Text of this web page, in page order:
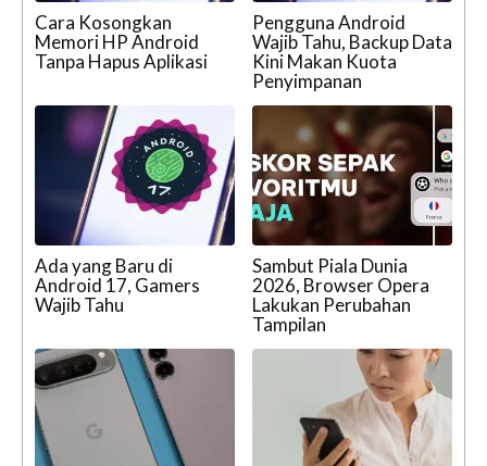
Cara Kosongkan
Memori HP Android
Tanpa Hapus Aplikasi
Pengguna Android
Wajib Tahu, Backup Data
Kini Makan Kuota
Penyimpanan
Ada yang Baru di
Android 17, Gamers
Wajib Tahu
Sambut Piala Dunia
2026, Browser Opera
Lakukan Perubahan
Tampilan